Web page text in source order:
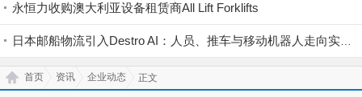
永恒力收购澳大利亚设备租赁商All Lift Forklifts
首页 资讯 企业动态 正文